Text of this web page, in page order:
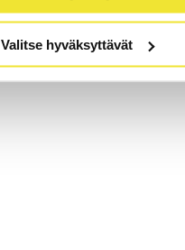
Valitse hyväksyttävät